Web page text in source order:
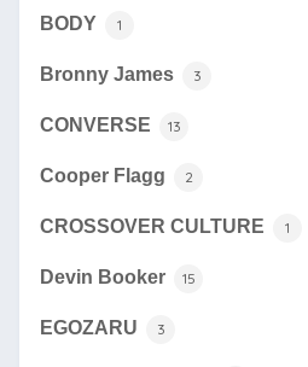
BODY 1
Bronny James 3
CONVERSE 13
Cooper Flagg 2
CROSSOVER CULTURE 1
Devin Booker 15
EGOZARU 3